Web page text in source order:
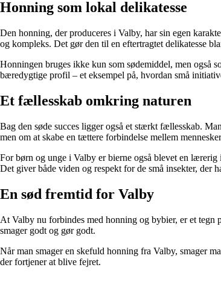
Honning som lokal delikatesse
Den honning, der produceres i Valby, har sin egen
og kompleks. Det gør den til en eftertragtet delikatesse
Honningen bruges ikke kun som sødemiddel, men også
bæredygtige profil – et eksempel på, hvordan små
Et fællesskab omkring naturen
Bag den søde succes ligger også et stærkt fællesskab.
men om at skabe en tættere forbindelse mellem
For børn og unge i Valby er bierne også blevet en
Det giver både viden og respekt for de små insekter, der
En sød fremtid for Valby
At Valby nu forbindes med honning og bybier, er et tegn
smager godt og gør godt.
Når man smager en skefuld honning fra Valby, smager
der fortjener at blive fejret.